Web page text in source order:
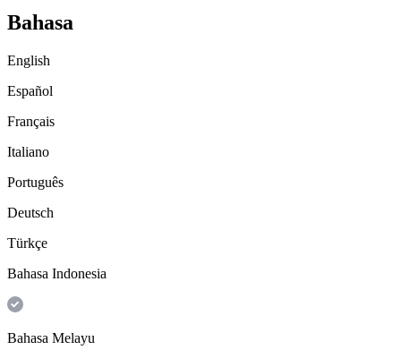
Bahasa
English
Español
Français
Italiano
Português
Deutsch
Türkçe
Bahasa Indonesia
Bahasa Melayu